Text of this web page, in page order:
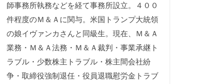
師事務所執務などを経て事務所設立。４００
件程度のＭ＆Ａに関与。米国トランプ大統領
の娘イヴァンカさんと同級生。現在、Ｍ＆Ａ
業務・Ｍ＆Ａ法務・Ｍ＆Ａ裁判・事業承継ト
ラブル・少数株主トラブル・株主間会社紛
争・取締役強制退任・役員退職慰労金トラブ